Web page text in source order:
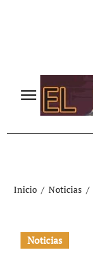
Inicio Noticias
Noticias